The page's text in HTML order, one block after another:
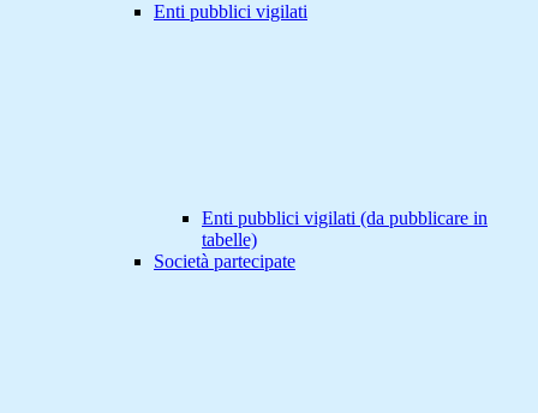
Enti pubblici vigilati
Enti pubblici vigilati (da pubblicare in
tabelle)
Società partecipate